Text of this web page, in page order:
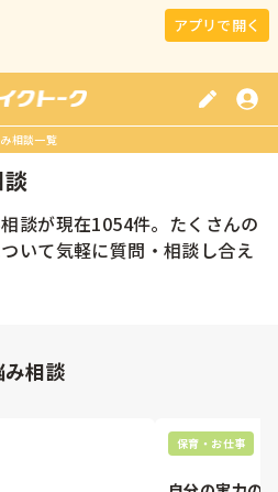
アプリで開く
相談一覧
談が現在1054件。たくさんの
ついて気軽に質問・相談し合え
み相談
保育・お仕事